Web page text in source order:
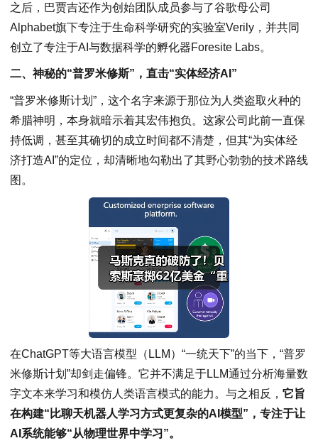
之后，巴贾吉还作为创始团队成员参与了谷歌母公司
Alphabet旗下专注于生命科学研究的实验室Verily，并共同
创立了专注于AI与数据科学的孵化器Foresite Labs。
二、神秘的“普罗米修斯”，直击“实体经济AI”
“普罗米修斯计划”，这个名字来源于那位为人类盗取火种的
希腊神明，本身就暗示着其宏伟抱负。这家公司此前一直保
持低调，甚至其确切的成立时间都不清楚，但其“为实体经
济打造AI”的定位，却清晰地勾勒出了其野心勃勃的技术路线
图。
在ChatGPT等大语言模型（LLM）“一统天下”的当下，“普罗
米修斯计划”却剑走偏锋。它并不满足于LLM通过分析海量数
字文本来学习和模仿人类语言模式的能力。与之相反， 它旨
在构建“比聊天机器人学习方式更复杂的AI模型”，专注于让
AI系统能够“从物理世界中学习”。